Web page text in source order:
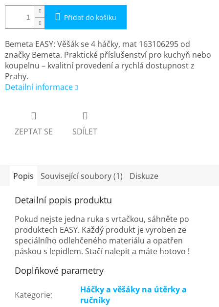
Přidat do košíku
Bemeta EASY: Věšák se 4 háčky, mat 163106295 od
značky Bemeta. Praktické příslušenství pro kuchyň nebo
koupelnu – kvalitní provedení a rychlá dostupnost z
Prahy.
Detailní informace
ZEPTAT SE SDÍLET
Popis Související soubory (1) Diskuze
Detailní popis produktu
Pokud nejste jedna ruka s vrtačkou, sáhněte po
produktech EASY. Každý produkt je vyroben ze
speciálního odlehčeného materiálu a opatřen
páskou s lepidlem. Stačí nalepit a máte hotovo !
Doplňkové parametry
Kategorie:
Háčky a věšáky na útěrky a
ručníky